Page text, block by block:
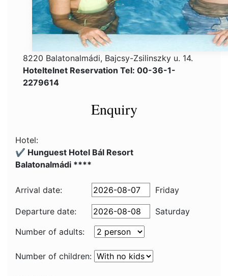
8220 Balatonalmádi, Bajcsy-Zsilinszky u. 14.
Hoteltelnet Reservation Tel: 00-36-1-
2279614
Enquiry
Hotel:
✔️ Hunguest Hotel Bál Resort
Balatonalmádi ****
Arrival date: Friday
Departure date:
Saturday
Number of adults:
Number of children: